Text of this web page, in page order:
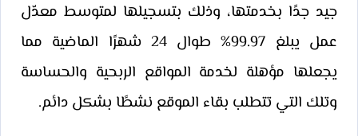
جيد جدًا بخدمتها، وذلك بتسجيلها لمتوسط معدّل
عمل يبلغ 99.97% طوال 24 شهرًا الماضية مما
يجعلها مؤهلة لخدمة المواقع الربحية والحساسة
وتلك التي تتطلب بقاء الموقع نشطًا بشكل دائم.